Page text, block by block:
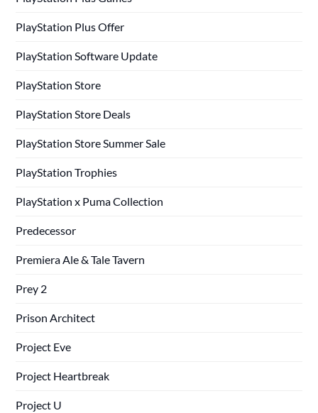
PlayStation Plus Offer
PlayStation Software Update
PlayStation Store
PlayStation Store Deals
PlayStation Store Summer Sale
PlayStation Trophies
PlayStation x Puma Collection
Predecessor
Premiera Ale & Tale Tavern
Prey 2
Prison Architect
Project Eve
Project Heartbreak
Project U